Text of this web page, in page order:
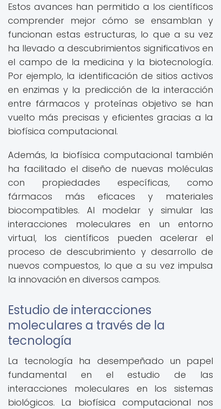
Estos avances han permitido a los científicos
comprender mejor cómo se ensamblan y
funcionan estas estructuras, lo que a su vez
ha llevado a descubrimientos significativos en
el campo de la medicina y la biotecnología.
Por ejemplo, la identificación de sitios activos
en enzimas y la predicción de la interacción
entre fármacos y proteínas objetivo se han
vuelto más precisas y eficientes gracias a la
biofísica computacional.
Además, la biofísica computacional también
ha facilitado el diseño de nuevas moléculas
con propiedades específicas, como
fármacos más eficaces y materiales
biocompatibles. Al modelar y simular las
interacciones moleculares en un entorno
virtual, los científicos pueden acelerar el
proceso de descubrimiento y desarrollo de
nuevos compuestos, lo que a su vez impulsa
la innovación en diversos campos.
Estudio de interacciones
moleculares a través de la
tecnología
La tecnología ha desempeñado un papel
fundamental en el estudio de las
interacciones moleculares en los sistemas
biológicos. La biofísica computacional nos